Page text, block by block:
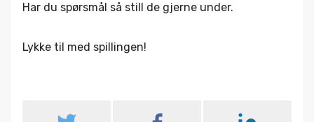
Har du spørsmål så still de gjerne under.
Lykke til med spillingen!